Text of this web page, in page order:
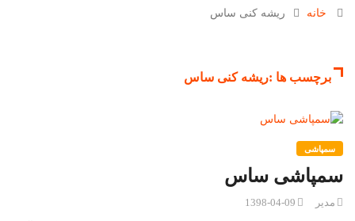
خانه ریشه کنی ساس
برچسب ها :ریشه کنی ساس
سمپاشی
سمپاشی ساس
مدیر 1398-04-09